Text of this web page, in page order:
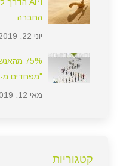
החברה
יוני 22, 2019
75%
"מפחדים מ-DATA"
מאי 12, 2019
קטגוריות